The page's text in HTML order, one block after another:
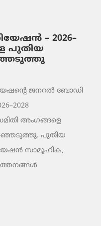
– 2026–
പുതിയ
ജനറൽ ബോഡി
അംഗങ്ങളെ
പുതിയ
സാമൂഹിക,